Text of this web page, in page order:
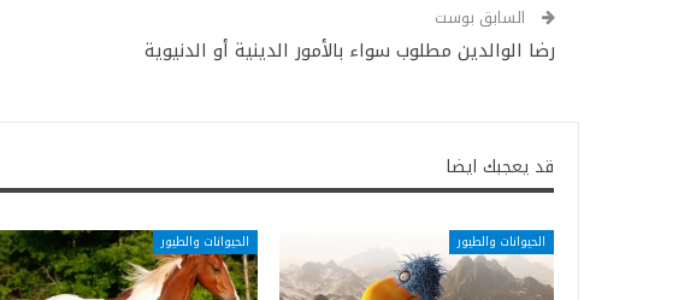
السابق بوست
رضا الوالدين مطلوب سواء بالأمور الدينية أو الدنيوية
قد يعجبك ايضا
الحيوانات والطيور الحيوانات والطيور